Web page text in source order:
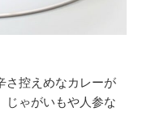
さ控えめなカレーが
じゃがいもや人参な